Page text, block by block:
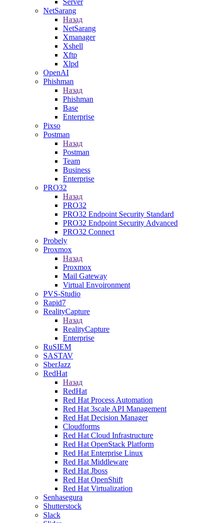
Server
NetSarang
Назад
NetSarang
Xmanager
Xshell
Xftp
Xlpd
OpenAI
Phishman
Назад
Phishman
Base
Enterprise
Pixso
Postman
Назад
Postman
Team
Business
Enterprise
PRO32
Назад
PRO32
PRO32 Endpoint Security Standard
PRO32 Endpoint Security Advanced
PRO32 Connect
Probely
Proxmox
Назад
Proxmox
Mail Gateway
Virtual Envoironment
PVS-Studio
Rapid7
RealityCapture
Назад
RealityCapture
Enterprise
RuSIEM
SASTAV
SberJazz
RedHat
Назад
RedHat
Red Hat Process Automation
Red Hat 3scale API Management
Red Hat Decision Manager
Cloudforms
Red Hat Cloud Infrastructure
Red Hat OpenStack Platform
Red Hat Enterprise Linux
Red Hat Middleware
Red Hat Jboss
Red Hat OpenShift
Red Hat Virtualization
Senhasegura
Shutterstock
Slack